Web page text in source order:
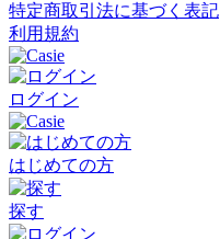
特定商取引法に基づく表記
利用規約
ログイン
はじめての方
探す